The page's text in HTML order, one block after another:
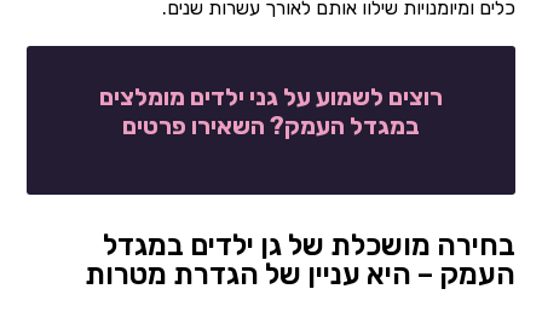
כלים ומיומנויות שילוו אותם לאורך עשרות שנים.
רוצים לשמוע על גני ילדים מומלצים
במגדל העמק? השאירו פרטים
בחירה מושכלת של גן ילדים במגדל
העמק – היא עניין של הגדרת מטרות